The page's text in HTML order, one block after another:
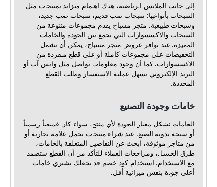
إلى جانب الملابس الرياضية، هناك اهتمام متزايد بمنتجات مثل
السبحات بأنواعها: سبحات صب قديم، سبحات صب جديد،
وسبحات طبيعية. متجر مسباح يقدم مجموعات متنوعة من
السبحات والاكسسوارات التي تجمع بين الجودة والخامات
المميزة. عند توافر عروض متجر مسباح، يمكن أن تشمل
التخفيضات على مجموعات كاملة أو على قطع منفردة من
الاكسسوارات. كما أن وجود معلومات تواصل مثل واتس آب أو
البريد الإلكتروني يسهل عملية الاستفسار وطلب القطع
المحددة.
خامات وجودة التصنيع
الخامات تشكل معيار الجودة لأي منتج، سواء كان قميصاً رسمياً
أو سبحة يدوية الصنع. عند شراء منتجات تحمل علامة تجارية أو
من متاجر موثوقة، ابحث عن التفاصيل المتعلقة بالخامات،
طرق الغسيل، ومراجعات العملاء للتأكد من أن القطع ستصمد
مع الاستخدام. استخدام كود خصم قد يجعلك تشتري خامات
أعلى جودة بنفس ميزانية أقل.